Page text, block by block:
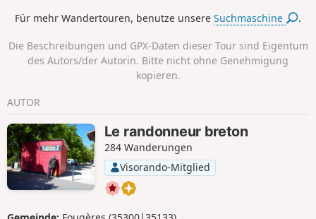
Für mehr Wandertouren, benutze unsereSuchmaschine .
Die Beschreibungen und GPX-Daten dieser Tour sind Eigentum
des Autors/der Autorin. Bitte nicht ohne Genehmigung
kopieren.
AUTOR
Le randonneur breton
284 Wanderungen
Visorando-Mitglied